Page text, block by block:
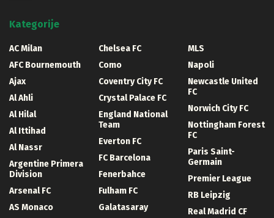
Kategorije
AC Milan
AFC Bournemouth
Ajax
Al Ahli
Al Hilal
Al Ittihad
Al Nassr
Argentine Primera
Division
Arsenal FC
AS Monaco
Chelsea FC
Como
Coventry City FC
Crystal Palace FC
England National
Team
Everton FC
FC Barcelona
Fenerbahce
Fulham FC
Galatasaray
MLS
Napoli
Newcastle United
FC
Norwich City FC
Nottingham Forest
FC
Paris Saint-
Germain
Premier League
RB Leipzig
Real Madrid CF